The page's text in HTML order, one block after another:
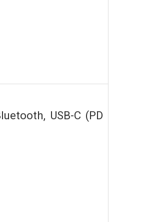
USB-C (PD